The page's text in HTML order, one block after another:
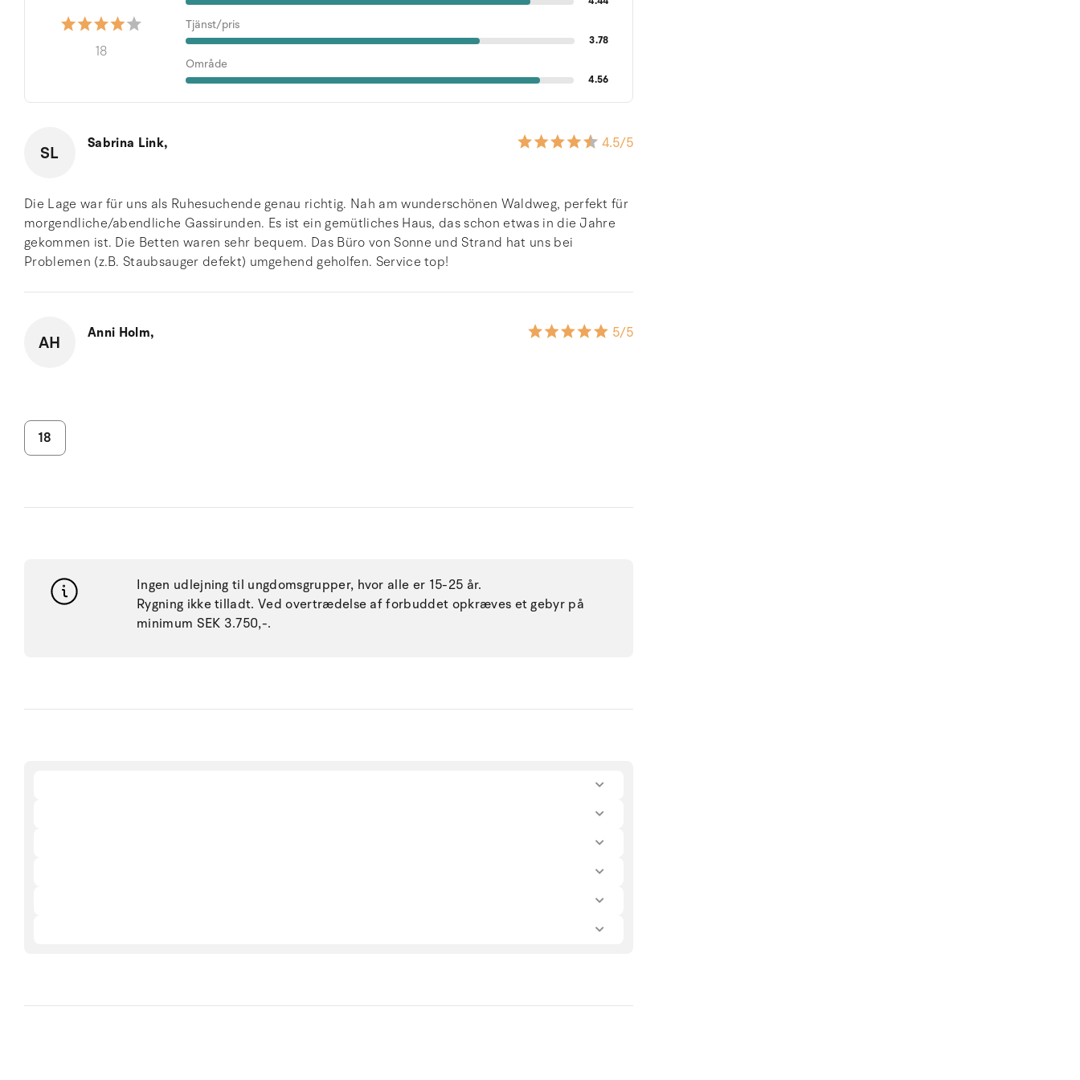
18
Tjänst/pris
3.78
Område
4.56
SL Sabrina Link, 4.5/5
Die Lage war für uns als Ruhesuchende genau richtig. Nah am wunderschönen Waldweg, perfekt für
morgendliche/abendliche Gassirunden. Es ist ein gemütliches Haus, das schon etwas in die Jahre
gekommen ist. Die Betten waren sehr bequem. Das Büro von Sonne und Strand hat uns bei
Problemen (z.B. Staubsauger defekt) umgehend geholfen. Service top!
AH Anni Holm, 5/5
18
Ingen udlejning til ungdomsgrupper, hvor alle er 15-25 år.
Rygning ikke tilladt. Ved overtrædelse af forbuddet opkræves et gebyr på
minimum SEK 3.750,-.